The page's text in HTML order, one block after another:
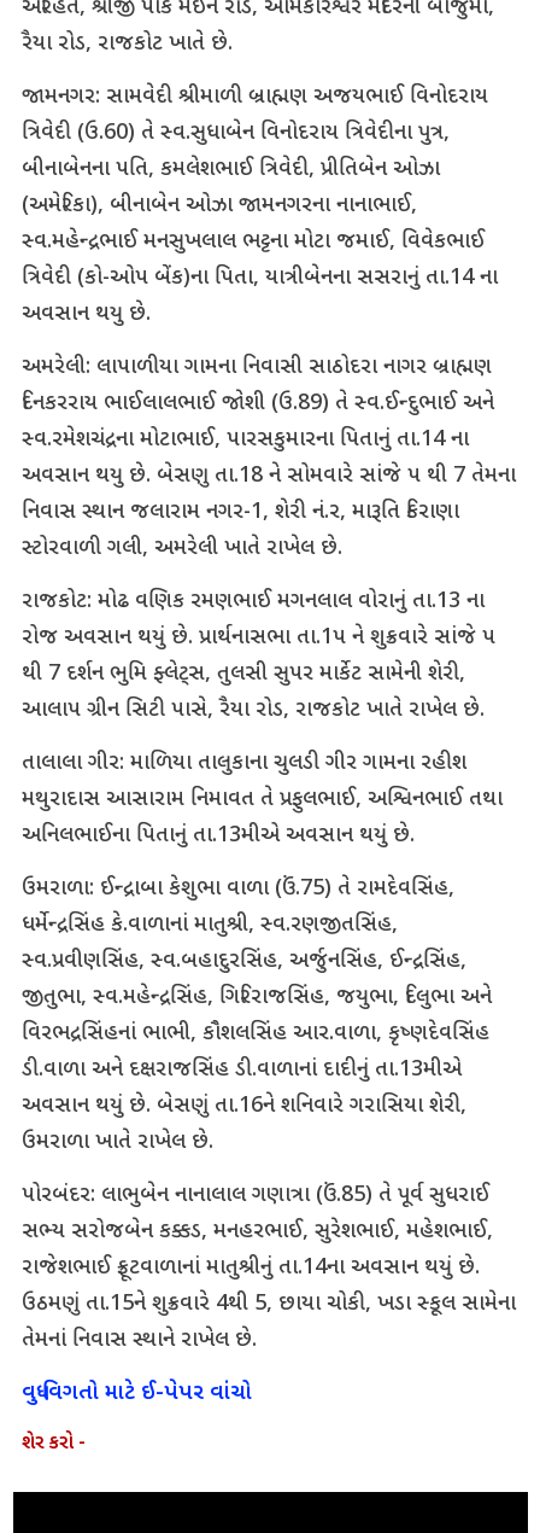
અરિહંત, શ્રીજી પાર્ક મેઈન રોડ, ઓમકારેશ્વર મંદિરની બાજુમાં,
રૈયા રોડ, રાજકોટ ખાતે છે.
જામનગર: સામવેદી શ્રીમાળી બ્રાહ્મણ અજયભાઈ વિનોદરાય
ત્રિવેદી (ઉ.60) તે સ્વ.સુધાબેન વિનોદરાય ત્રિવેદીના પુત્ર,
બીનાબેનના પતિ, કમલેશભાઈ ત્રિવેદી, પ્રીતિબેન ઓઝા
(અમેરિકા), બીનાબેન ઓઝા જામનગરના નાનાભાઈ,
સ્વ.મહેન્દ્રભાઈ મનસુખલાલ ભટ્ટના મોટા જમાઈ, વિવેકભાઈ
ત્રિવેદી (કો-ઓપ બેંક)ના પિતા, યાત્રીબેનના સસરાનું તા.14 ના
અવસાન થયુ છે.
અમરેલી: લાપાળીયા ગામના નિવાસી સાઠોદરા નાગર બ્રાહ્મણ
દિનકરરાય ભાઈલાલભાઈ જોશી (ઉ.89) તે સ્વ.ઈન્દુભાઈ અને
સ્વ.રમેશચંદ્રના મોટાભાઈ, પારસકુમારના પિતાનું તા.14 ના
અવસાન થયુ છે. બેસણુ તા.18 ને સોમવારે સાંજે પ થી 7 તેમના
નિવાસ સ્થાન જલારામ નગર-1, શેરી નં.ર, મારૂતિ કિરાણા
સ્ટોરવાળી ગલી, અમરેલી ખાતે રાખેલ છે.
રાજકોટ: મોઢ વણિક રમણભાઈ મગનલાલ વોરાનું તા.13 ના
રોજ અવસાન થયું છે. પ્રાર્થનાસભા તા.1પ ને શુક્રવારે સાંજે પ
થી 7 દર્શન ભુમિ ફ્લેટ્સ, તુલસી સુપર માર્કેટ સામેની શેરી,
આલાપ ગ્રીન સિટી પાસે, રૈયા રોડ, રાજકોટ ખાતે રાખેલ છે.
તાલાલા ગીર: માળિયા તાલુકાના ચુલડી ગીર ગામના રહીશ
મથુરાદાસ આસારામ નિમાવત તે પ્રફુલભાઈ, અશ્વિનભાઈ તથા
અનિલભાઈના પિતાનું તા.13મીએ અવસાન થયું છે.
ઉમરાળા: ઈન્દ્રાબા કેશુભા વાળા (ઉં.75) તે રામદેવસિંહ,
ધર્મેન્દ્રસિંહ કે.વાળાનાં માતુશ્રી, સ્વ.રણજીતસિંહ,
સ્વ.પ્રવીણસિંહ, સ્વ.બહાદુરસિંહ, અર્જુનસિંહ, ઈન્દ્રસિંહ,
જીતુભા, સ્વ.મહેન્દ્રસિંહ, ગિરિરાજસિંહ, જયુભા, દિલુભા અને
વિરભદ્રસિંહનાં ભાભી, કૌશલસિંહ આર.વાળા, કૃષ્ણદેવસિંહ
ડી.વાળા અને દક્ષરાજસિંહ ડી.વાળાનાં દાદીનું તા.13મીએ
અવસાન થયું છે. બેસણું તા.16ને શનિવારે ગરાસિયા શેરી,
ઉમરાળા ખાતે રાખેલ છે.
પોરબંદર: લાભુબેન નાનાલાલ ગણાત્રા (ઉં.85) તે પૂર્વ સુધરાઈ
સભ્ય સરોજબેન કક્કડ, મનહરભાઈ, સુરેશભાઈ, મહેશભાઈ,
રાજેશભાઈ ફ્રૂટવાળાનાં માતુશ્રીનું તા.14ના અવસાન થયું છે.
ઉઠમણું તા.15ને શુક્રવારે 4થી 5, છાયા ચોકી, ખડા સ્કૂલ સામેના
તેમનાં નિવાસ સ્થાને રાખેલ છે.
વધુ વિગતો માટે ઈ-પેપર વાંચો
શેર કરો -